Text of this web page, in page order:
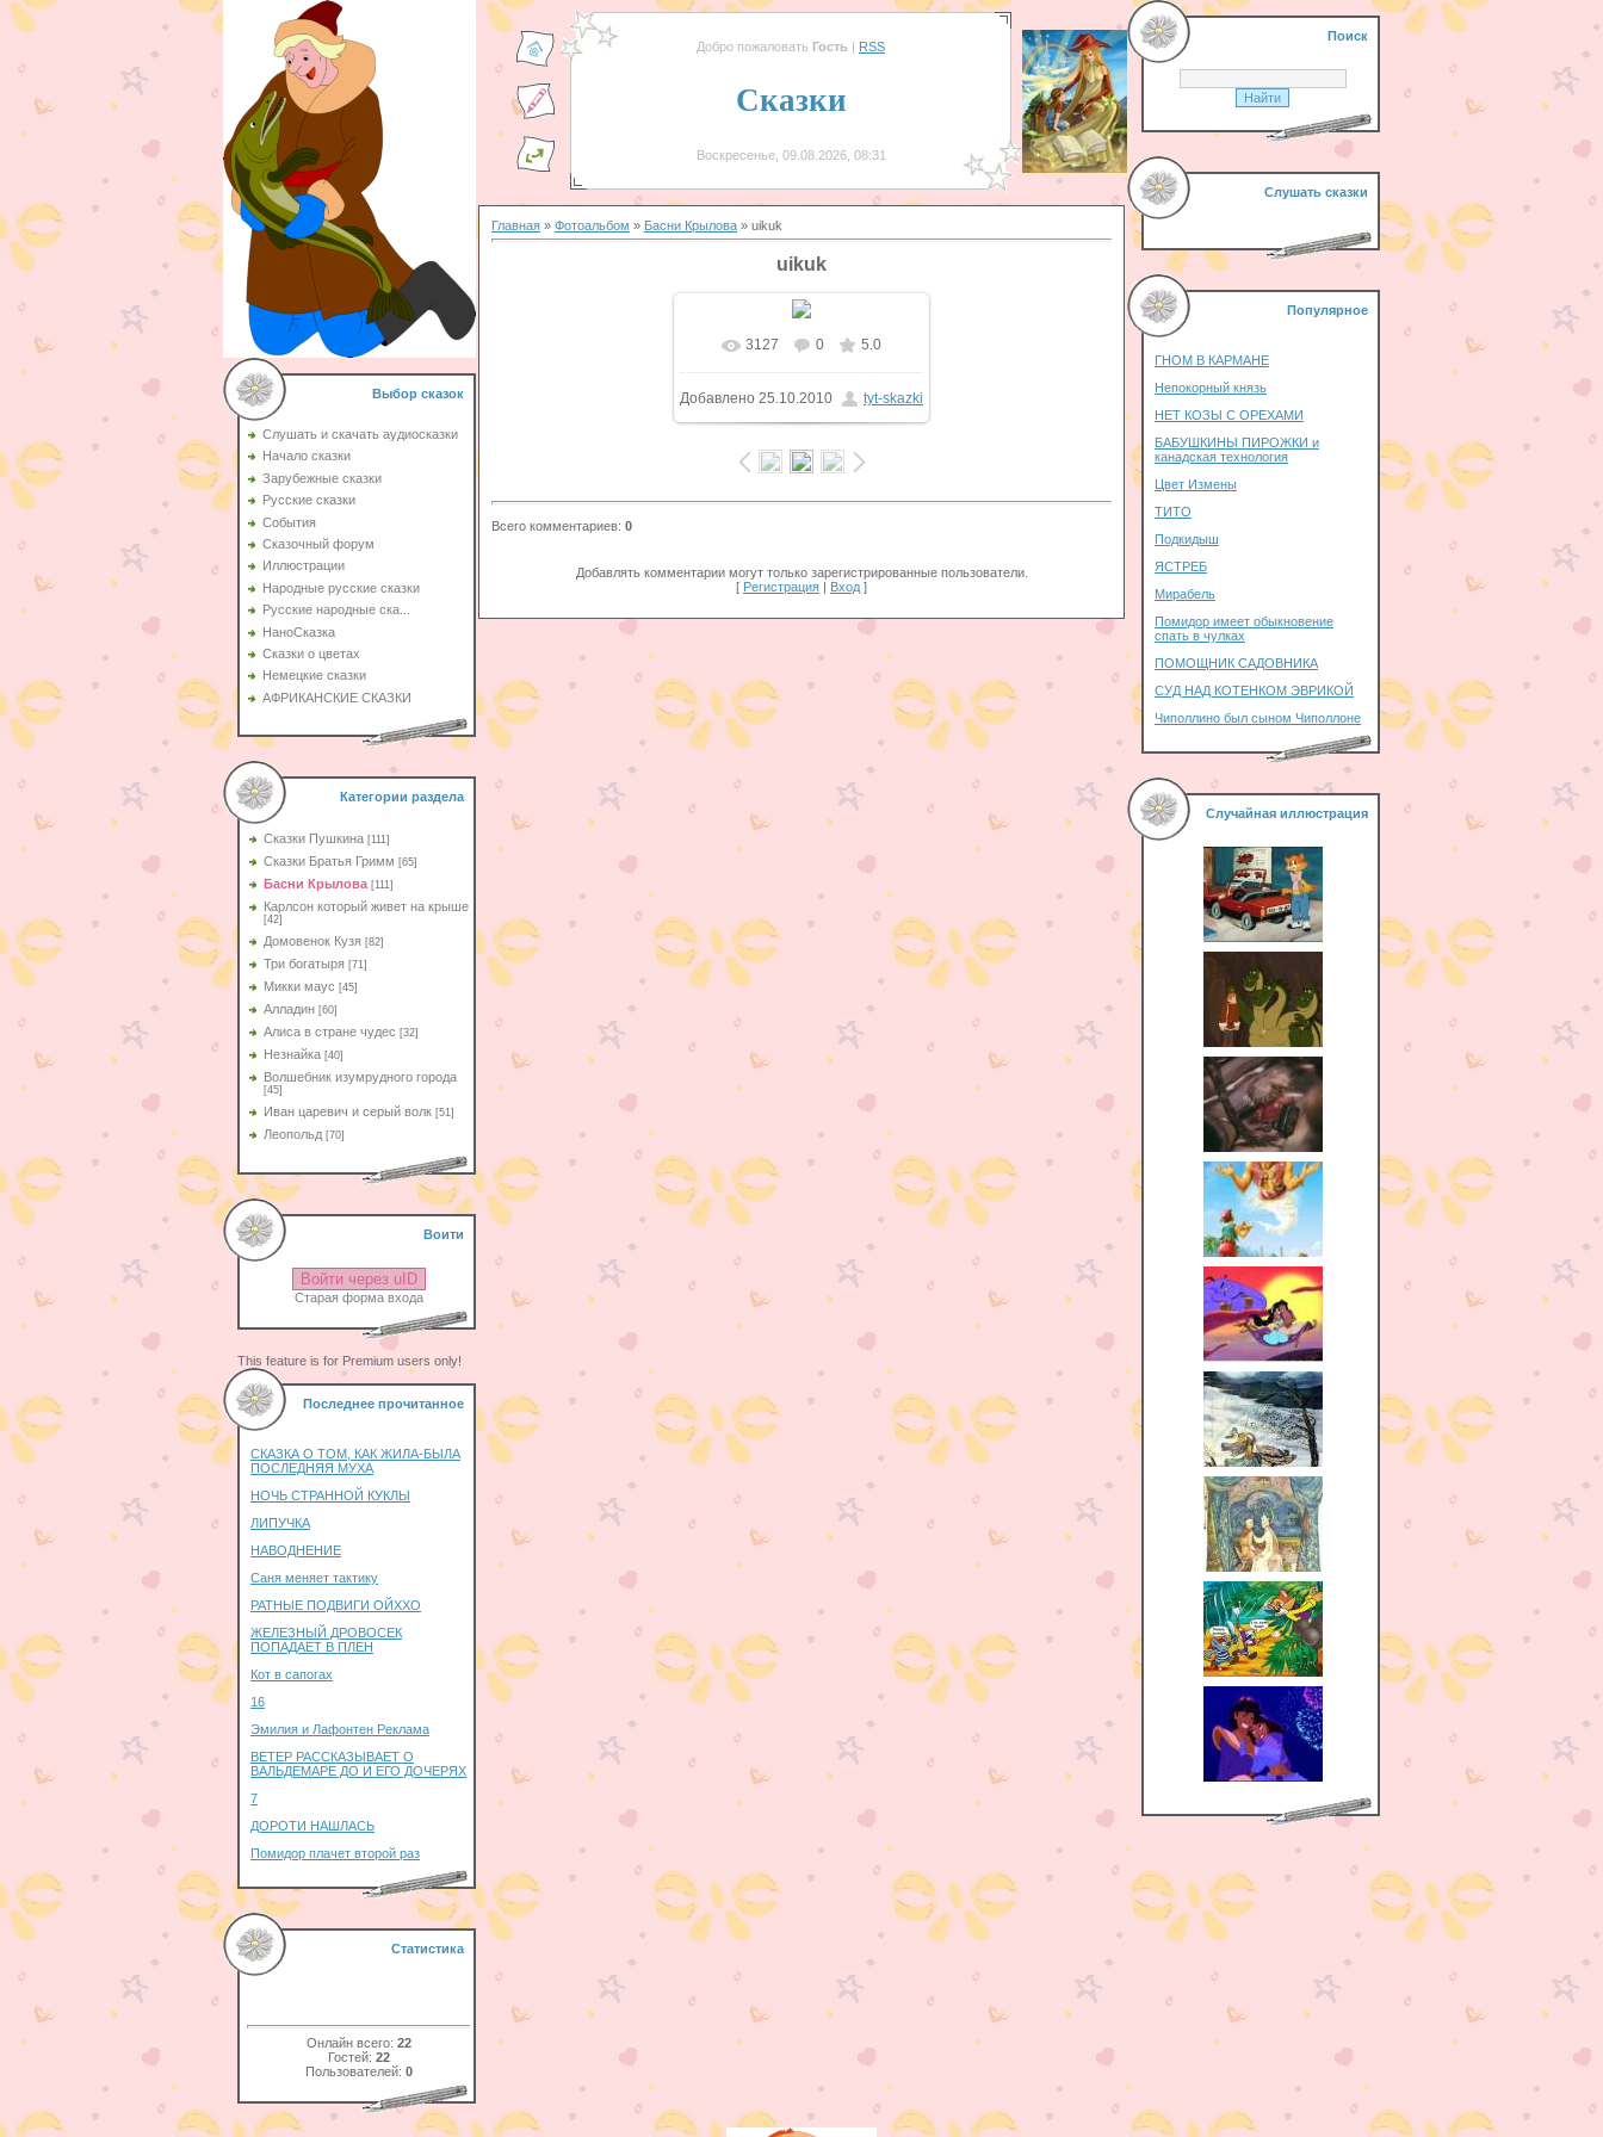
Выбор сказок
Слушать и скачать аудиосказки
Начало сказки
Зарубежные сказки
Русские сказки
События
Сказочный форум
Иллюстрации
Народные русские сказки
Русские народные ска...
НаноСказка
Сказки о цветах
Немецкие сказки
АФРИКАНСКИЕ СКАЗКИ
Категории раздела
Сказки Пушкина [111]
Сказки Братья Гримм [65]
Басни Крылова [111]
Карлсон который живет на крыше
[42]
Домовенок Кузя [82]
Три богатыря [71]
Микки маус [45]
Алладин [60]
Aлиса в стране чудес [32]
Незнайка [40]
Волшебник изумрудного города
[45]
Иван царевич и серый волк [51]
Леопольд [70]
Воити
Войти через uID
Старая форма входа
This feature is for Premium users only!
Последнее прочитанное
СКАЗКА О ТОМ, КАК ЖИЛА-БЫЛА
ПОСЛЕДНЯЯ МУХА
НОЧЬ СТРАННОЙ КУКЛЫ
ЛИПУЧКА
НАВОДНЕНИЕ
Саня меняет тактику
РАТНЫЕ ПОДВИГИ ОЙХХО
ЖЕЛЕЗНЫЙ ДРОВОСЕК
ПОПАДАЕТ В ПЛЕН
Кот в сапогах
16
Эмилия и Лафонтен Реклама
ВЕТЕР РАССКАЗЫВАЕТ О
ВАЛЬДЕМАРЕ ДО И ЕГО ДОЧЕРЯХ
7
ДОРОТИ НАШЛАСЬ
Помидор плачет второй раз
Статистика
Онлайн всего: 22
Гостей: 22
Пользователей: 0
Добро пожаловать Гость | RSS
Сказки
Воскресенье, 09.08.2026, 08:31
Главная » Фотоальбом » Басни Крылова » uikuk
uikuk
В реальном размере
600x457/ 46.1Kb
3127 0 5.0
Добавлено 25.10.2010 tyt-skazki
Всего комментариев: 0
Добавлять комментарии могут только зарегистрированные пользователи.
[ Регистрация | Вход ]
Поиск
Слушать сказки
Популярное
ГНОМ В КАРМАНЕ
Непокорный князь
НЕТ КОЗЫ С ОРЕХАМИ
БАБУШКИНЫ ПИРОЖКИ и
канадская технология
Цвет Измены
ТИТО
Подкидыш
ЯСТРЕБ
Мирабель
Помидор имеет обыкновение
спать в чулках
ПОМОЩНИК САДОВНИКА
СУД НАД КОТЕНКОМ ЭВРИКОЙ
Чиполлино был сыном Чиполлоне
Случайная иллюстрация